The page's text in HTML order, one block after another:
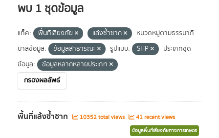
พบ 1 ชุดข้อมูล
แท็ค: พื้นที่เสี่ยงภัย แล้งซ้ำซาก
หมวดหมู่ตามธรรมาภิ
บาลข้อมูล:
ข้อมูลสาธารณะ รูปแบบ: SHP
ประเภทชุด
ข้อมูล:
ข้อมูลหลากหลายประเภท
กรองผลลัพธ์
พื้นที่แล้งซ้ำซาก 10352 total views 41 recent views
ข้อมูลพื้นที่เสี่ยงภัยทางการเกษตร